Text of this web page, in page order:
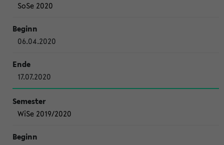
SoSe 2020
06.04.2020
17.07.2020
WiSe 2019/2020